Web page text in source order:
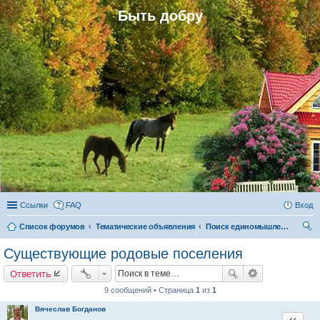
Быть добру
Ссылки FAQ Вход
Список форумов Тематические объявления
Поиск единомышленников
Существующие родовые поселения
Ответить
9 сообщений • Страница 1 из 1
Вячеслав Богданов